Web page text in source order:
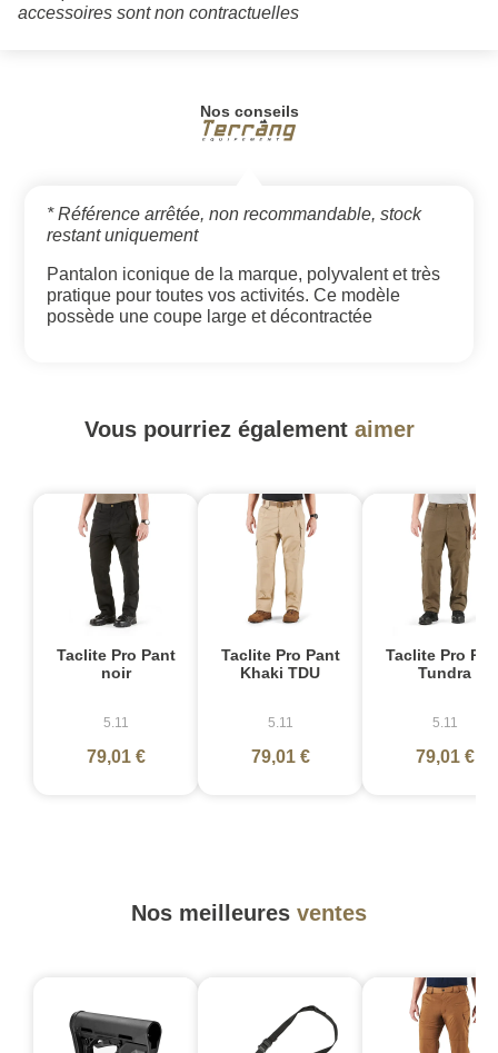
accessoires sont non contractuelles
Nos conseils
* Référence arrêtée, non recommandable, stock
restant uniquement
Pantalon iconique de la marque, polyvalent et très
pratique pour toutes vos activités. Ce modèle
possède une coupe large et décontractée
Vous pourriez également aimer
Taclite Pro Pant
noir
5.11
79,01 €
Taclite Pro Pant
Khaki TDU
5.11
79,01 €
Taclite Pro
Tundra
5.11
79,01 €
Nos meilleures ventes